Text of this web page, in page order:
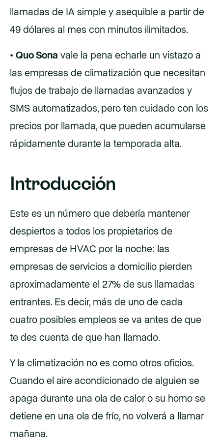
llamadas de IA simple y asequible a partir de
49 dólares al mes con minutos ilimitados.
• Quo Sona vale la pena echarle un vistazo a
las empresas de climatización que necesitan
flujos de trabajo de llamadas avanzados y
SMS automatizados, pero ten cuidado con los
precios por llamada, que pueden acumularse
rápidamente durante la temporada alta.
Introducción
Este es un número que debería mantener
despiertos a todos los propietarios de
empresas de HVAC por la noche: las
empresas de servicios a domicilio pierden
aproximadamente el 27% de sus llamadas
entrantes. Es decir, más de uno de cada
cuatro posibles empleos se va antes de que
te des cuenta de que han llamado.
Y la climatización no es como otros oficios.
Cuando el aire acondicionado de alguien se
apaga durante una ola de calor o su horno se
detiene en una ola de frío, no volverá a llamar
mañana.